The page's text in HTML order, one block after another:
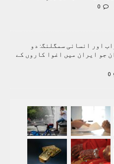
0
اور انسانی سمگلنگ: دو
جو ایران میں اغوا کاروں کے
0